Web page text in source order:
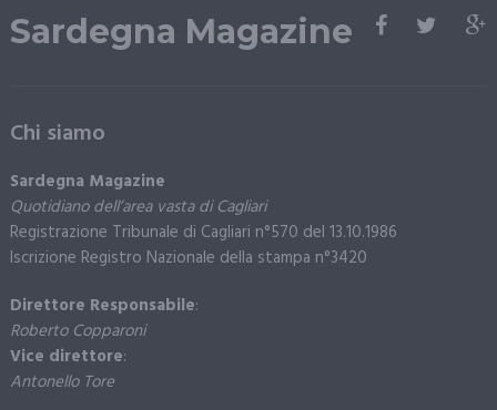
Sardegna Magazine
Chi siamo
Sardegna Magazine
Quotidiano dell’area vasta di Cagliari
Registrazione Tribunale di Cagliari n°570 del 13.10.1986
Iscrizione Registro Nazionale della stampa n°3420
Direttore Responsabile:
Roberto Copparoni
Vice direttore:
Antonello Tore